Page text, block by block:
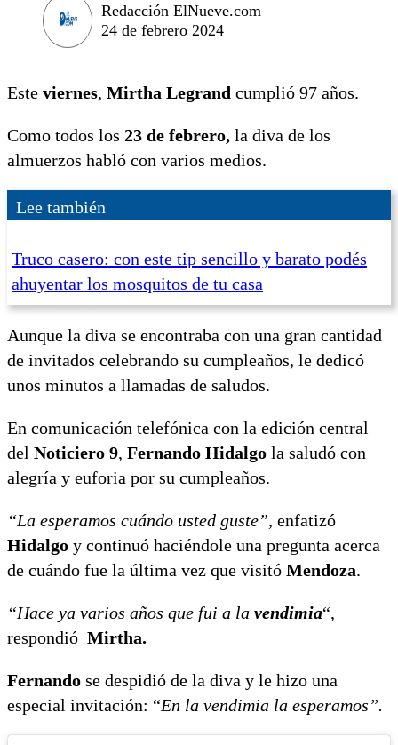
Redacción ElNueve.com
24 de febrero 2024
Este viernes, Mirtha Legrand cumplió 97 años.
Como todos los 23 de febrero, la diva de los
almuerzos habló con varios medios.
Lee también
Truco casero: con este tip sencillo y barato podés
ahuyentar los mosquitos de tu casa
Aunque la diva se encontraba con una gran cantidad
de invitados celebrando su cumpleaños, le dedicó
unos minutos a llamadas de saludos.
En comunicación telefónica con la edición central
del Noticiero 9, Fernando Hidalgo la saludó con
alegría y euforia por su cumpleaños.
“La esperamos cuándo usted guste”, enfatizó
Hidalgo y continuó haciéndole una pregunta acerca
de cuándo fue la última vez que visitó Mendoza.
“Hace ya varios años que fui a la vendimia“,
respondió Mirtha.
Fernando se despidió de la diva y le hizo una
especial invitación: “En la vendimia la esperamos”.